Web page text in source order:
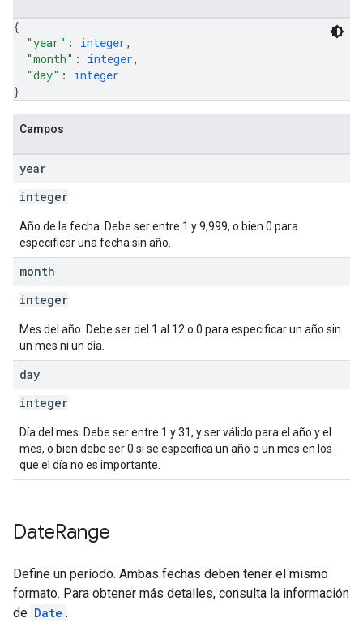
{
"year" : integer,
"month" : integer,
"day" : integer
}
Campos
year
integer
Año de la fecha. Debe ser entre 1 y 9,999, o bien 0 para
especificar una fecha sin año.
month
integer
Mes del año. Debe ser del 1 al 12 o 0 para especificar un año sin
un mes ni un día.
day
integer
Día del mes. Debe ser entre 1 y 31, y ser válido para el año y el
mes, o bien debe ser 0 si se especifica un año o un mes en los
que el día no es importante.
DateRange
Define un período. Ambas fechas deben tener el mismo
formato. Para obtener más detalles, consulta la información
de Date .